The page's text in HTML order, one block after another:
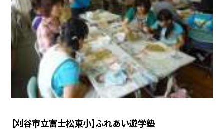
【刈谷市立富士松東小】ふれあい遊学塾